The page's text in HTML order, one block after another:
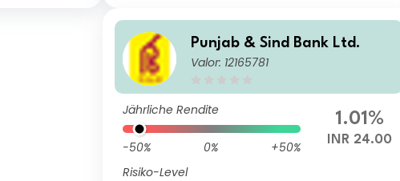
Punjab & Sind Bank Ltd.
Valor: 12165781
Jährliche Rendite
-50% 0%
+50%
Risiko-Level
1.01%
INR 24.00